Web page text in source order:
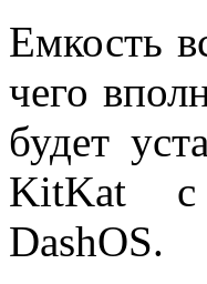
Емкость
чего
будет
KitKat с
DashOS.